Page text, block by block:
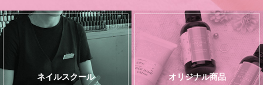
ネイルスクール オリジナル商品